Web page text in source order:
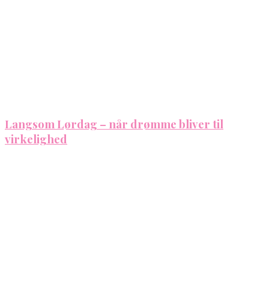
Langsom Lørdag – når drømme bliver til
virkelighed